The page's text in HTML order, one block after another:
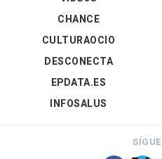
CHANCE
CULTURAOCIO
DESCONECTA
EPDATA.ES
INFOSALUS